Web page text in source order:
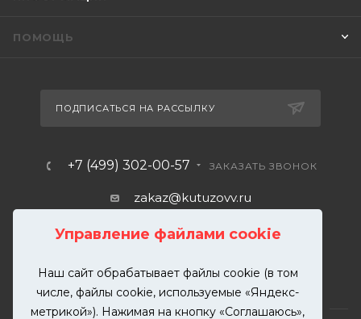
Управление файлами cookie
Наш сайт обрабатывает файлы cookie (в том
числе, файлы cookie, используемые «Яндекс-
метрикой»). Нажимая на кнопку «Соглашаюсь»,
ПОМОЩЬ
ПОДПИСАТЬСЯ НА РАССЫЛКУ
+7 (499) 302-00-57 ЗАКАЗАТЬ ЗВОНОК
zakaz@kutuzovv.ru
г. Москва, Краснобогатырская
улица, 89, стр. 1.